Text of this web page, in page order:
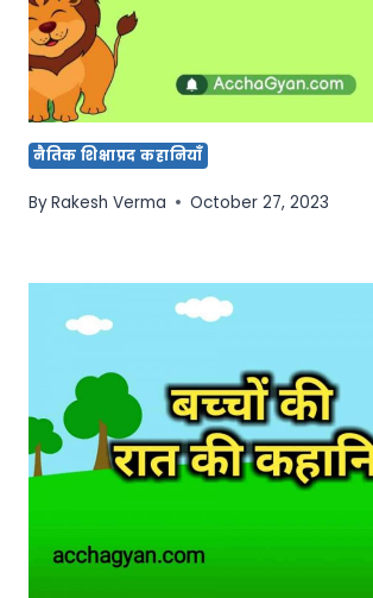
नैतिक शिक्षाप्रद कहानियाँ
ByRakesh Verma October 27, 2023